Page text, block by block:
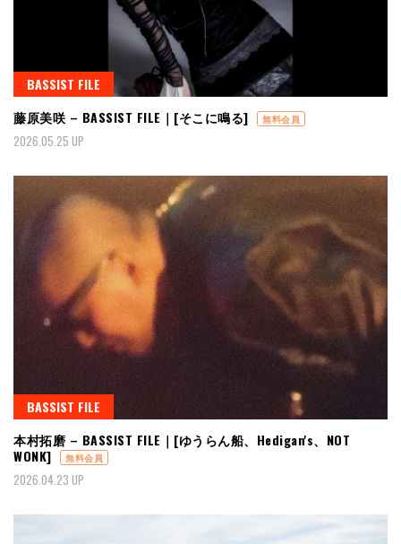
BASSIST FILE
藤原美咲 – BASSIST FILE｜[そこに鳴る]
無料会員
2026.05.25 UP
BASSIST FILE
本村拓磨 – BASSIST FILE｜[ゆうらん船、Hedigan's、NOT
WONK]
無料会員
2026.04.23 UP